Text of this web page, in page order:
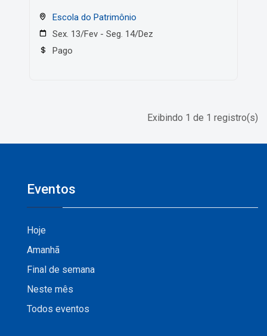
Escola do Patrimônio
Sex. 13/Fev - Seg. 14/Dez
Pago
Exibindo 1 de 1 registro(s)
Eventos
Hoje
Amanhã
Final de semana
Neste mês
Todos eventos